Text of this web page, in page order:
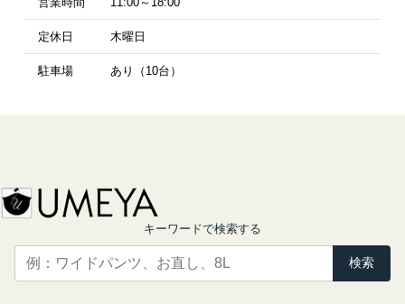
定休日 木曜日
駐車場 あり（10台）
キーワードで検索する
検索